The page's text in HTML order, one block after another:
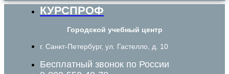
КУРСПРОФ
Городской учебный центр
г. Санкт-Петербург, ул. Гастелло, д. 10
Бесплатный звонок по России